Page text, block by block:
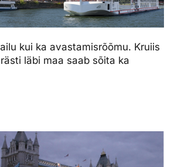
kui ka avastamisrõõmu. Kruiis
läbi maa saab sõita ka